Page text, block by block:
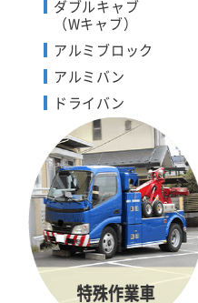
ダブルキャブ
（Wキャブ）
アルミブロック
アルミバン
ドライバン